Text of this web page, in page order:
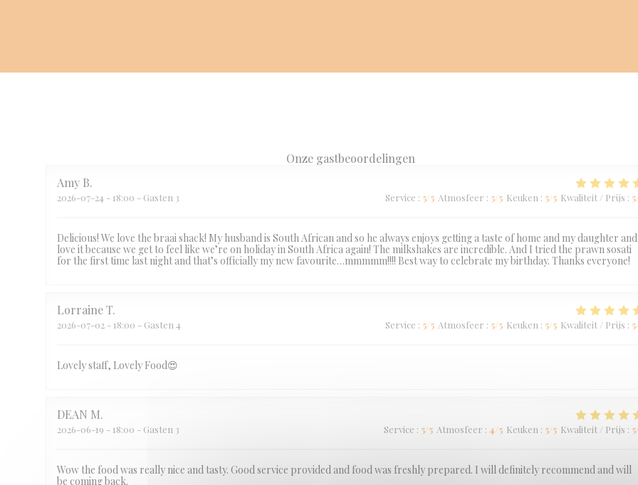
Onze gastbeoordelingen
Amy B
2026-07-24 - 18:00 - Gasten 3 Service : 5/5 Atmosfeer : 5/5 Keuken : 5/5 Kwaliteit / Prijs : 5
Delicious! We love the braai shack! My husband is South African and so he always enjoys getting a taste of home and my daughter
love it because we get to feel like we’re on holiday in South Africa again! The milkshakes are incredible. And I tried the prawn sosati
for the first time last night and that’s officially my new favourite…mmmmm!!!! Best way to celebrate my birthday. Thanks everyone!
LorraineT
2026-07-02 - 18:00 - Gasten 4 Service : 5/5 Atmosfeer : 5/5 Keuken : 5/5 Kwaliteit / Prijs : 5
Lovely staff, Lovely Food😍
DEAN M
2026-06-19 - 18:00 - Gasten 3 Service : 5/5 Atmosfeer : 4/5 Keuken : 5/5 Kwaliteit / Prijs : 5
Wow the food was really nice and tasty. Good service provided and food was freshly prepared. I will definitely recommend and will
be coming back.